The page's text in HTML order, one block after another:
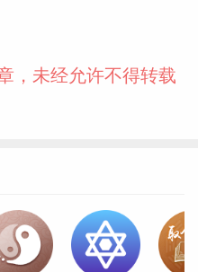
，未经允许不得转载